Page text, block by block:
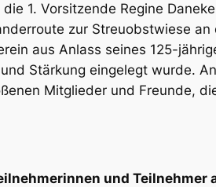
1. Vorsitzende Regine
zur Streuobstwiese
aus Anlass seines 125-
Stärkung eingelegt wurde.
Mitglieder und Freunde,
und